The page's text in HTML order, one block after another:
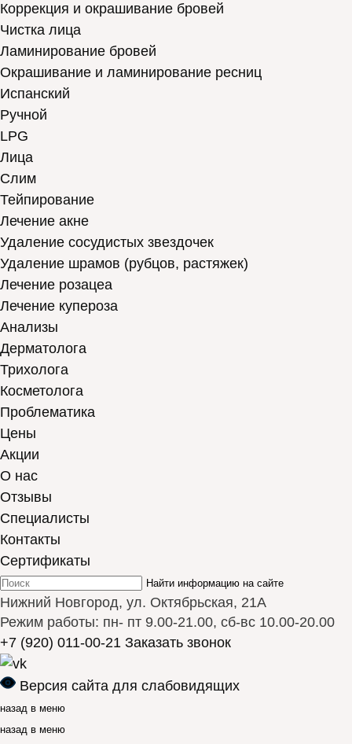
Коррекция и окрашивание бровей
Чистка лица
Ламинирование бровей
Окрашивание и ламинирование ресниц
Испанский
Ручной
LPG
Лица
Слим
Тейпирование
Лечение акне
Удаление сосудистых звездочек
Удаление шрамов (рубцов, растяжек)
Лечение розацеа
Лечение купероза
Анализы
Дерматолога
Трихолога
Косметолога
Проблематика
Цены
Акции
О нас
Отзывы
Cпециалисты
Контакты
Сертификаты
Найти информацию на сайте
Нижний Новгород, ул. Октябрьская, 21А
Режим работы: пн- пт 9.00-21.00, сб-вс 10.00-20.00
+7 (920) 011-00-21 Заказать звонок
Версия сайта для слабовидящих
назад в меню
назад в меню